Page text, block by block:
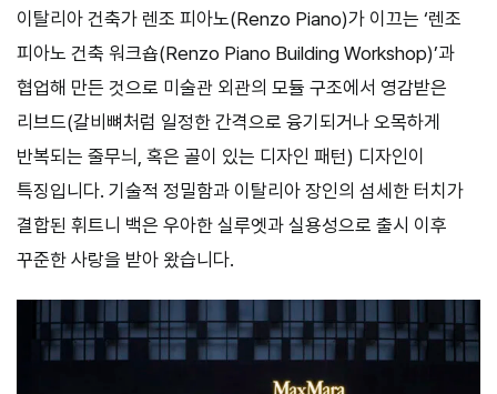
이탈리아 건축가 렌조 피아노(Renzo Piano)가 이끄는 ‘렌조
피아노 건축 워크숍(Renzo Piano Building Workshop)’과
협업해 만든 것으로 미술관 외관의 모듈 구조에서 영감받은
리브드(갈비뼈처럼 일정한 간격으로 융기되거나 오목하게
반복되는 줄무늬, 혹은 골이 있는 디자인 패턴) 디자인이
특징입니다. 기술적 정밀함과 이탈리아 장인의 섬세한 터치가
결합된 휘트니 백은 우아한 실루엣과 실용성으로 출시 이후
꾸준한 사랑을 받아 왔습니다.